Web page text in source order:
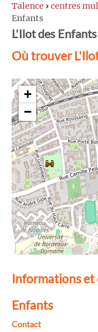
Talence › centres
Enfants
L'Ilot des
Où trouver
+
−
Informations et
Enfants
Contact